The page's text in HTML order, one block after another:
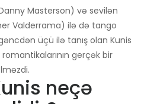
Masterson) və sevilən
Valderrama) ilə də tango
üçü ilə tanış olan Kunis
gerçək bir
neçə